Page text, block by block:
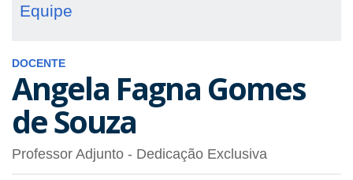
Equipe
DOCENTE
Angela Fagna Gomes
de Souza
Professor Adjunto - Dedicação Exclusiva